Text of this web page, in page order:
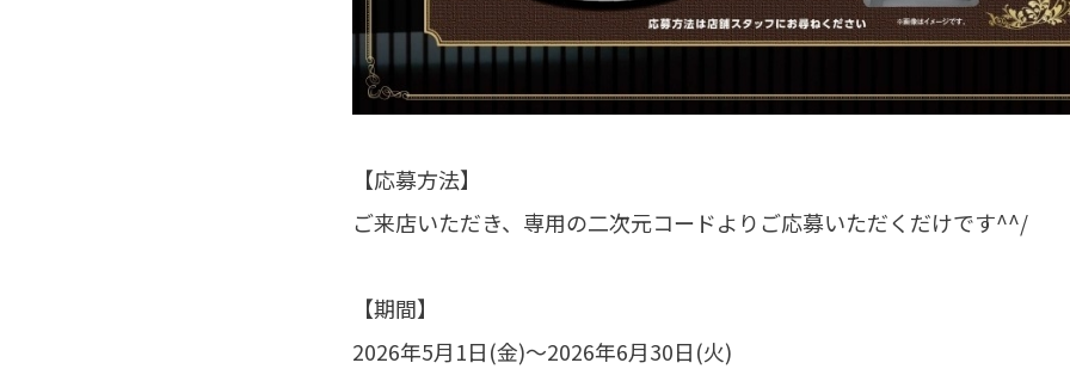
【応募方法】
ご来店いただき、専用の二次元コードよりご応募いただくだけです^^/
【期間】
2026年5月1日(金)～2026年6月30日(火)